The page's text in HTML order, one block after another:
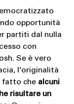
opportunità
partiti dal nulla
con
Se è vero
l’originalità
fatto che alcuni
risultare un